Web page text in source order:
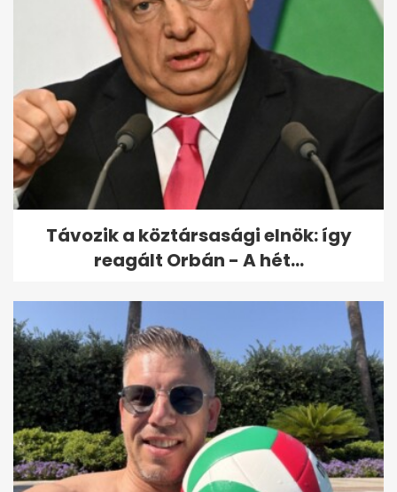
Távozik a köztársasági elnök: így
reagált Orbán - A hét...